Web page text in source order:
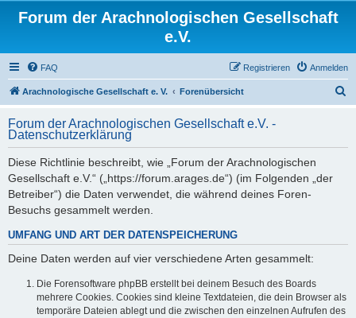
Forum der Arachnologischen Gesellschaft
e.V.
FAQ Anmelden
Registrieren
Arachnologische Gesellschaft e. V. Forenübersicht
h
Forum der Arachnologischen Gesellschaft e.V. -
Datenschutzerklärung
Diese Richtlinie beschreibt, wie „Forum der Arachnologischen
Gesellschaft e.V.“ („https://forum.arages.de“) (im Folgenden „der
Betreiber“) die Daten verwendet, die während deines Foren-
Besuchs gesammelt werden.
UMFANG UND ART DER DATENSPEICHERUNG
Deine Daten werden auf vier verschiedene Arten gesammelt:
Die Forensoftware phpBB erstellt bei deinem Besuch des Boards
mehrere Cookies. Cookies sind kleine Textdateien, die dein Browser als
temporäre Dateien ablegt und die zwischen den einzelnen Aufrufen des